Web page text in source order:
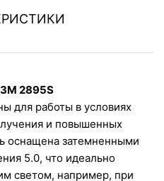
2895S
для работы в условиях
и повышенных
оснащена затемненными
5.0, что идеально
светом, например, при